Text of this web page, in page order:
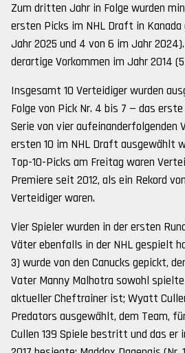
Zum dritten Jahr in Folge wurden
ersten Picks im NHL Draft in Kanada
Jahr 2025 und 4 von 6 im Jahr
derartige Vorkommen im Jahr 2014
Insgesamt 10 Verteidiger wurden
Folge von Pick Nr. 4 bis 7 — das
Serie von vier aufeinanderfolgenden
ersten 10 im NHL Draft ausgewählt
Top-10-Picks am Freitag waren
Premiere seit 2012, als ein Rekord
Verteidiger waren.
Vier Spieler wurden in der ersten
Väter ebenfalls in der NHL gespielt
3) wurde von den Canucks gepickt,
Vater Manny Malhotra sowohl
aktueller Cheftrainer ist; Wyatt
Predators ausgewählt, dem Team,
Cullen 139 Spiele bestritt und das er